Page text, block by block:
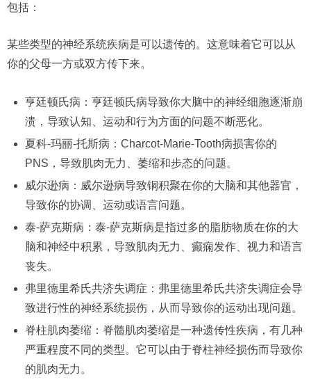
包括：
某些类型的神经系统疾病是可以遗传的。这意味着它可以从
你的父母一方或双方传下来。
亨廷顿氏病：亨廷顿氏病导致你大脑中的神经细胞逐渐崩
溃，导致认知、运动和行为方面的问题不断恶化。
夏科-玛丽-托斯病：Charcot-Marie-Tooth病损害你的
PNS，导致肌肉无力、萎缩和步态的问题。
威尔逊病：威尔逊病导致铜积聚在你的大脑和其他器官，
导致你的协调、运动或语言问题。
泰-萨克斯病：泰-萨克斯病是指过多的脂肪物质在你的大
脑和神经中积累，导致肌肉无力、癫痫发作、视力和语言
丧失。
弗里德里希氏共济失调症：弗里德里希氏共济失调症会导
致进行性的神经系统损伤，从而导致你的运动出现问题。
脊柱肌肉萎缩：脊髓肌肉萎缩是一种遗传性疾病，有几种
严重程度不同的类型。它可以由于脊柱神经损伤而导致你
的肌肉无力。